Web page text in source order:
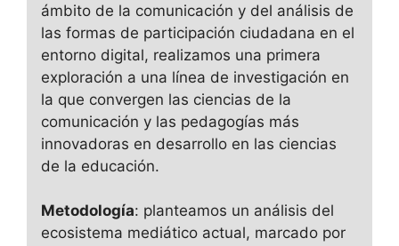
ámbito de la comunicación y del análisis de
las formas de participación ciudadana en el
entorno digital, realizamos una primera
exploración a una línea de investigación en
la que convergen las ciencias de la
comunicación y las pedagogías más
innovadoras en desarrollo en las ciencias
de la educación.
Metodología: planteamos un análisis del
ecosistema mediático actual, marcado por